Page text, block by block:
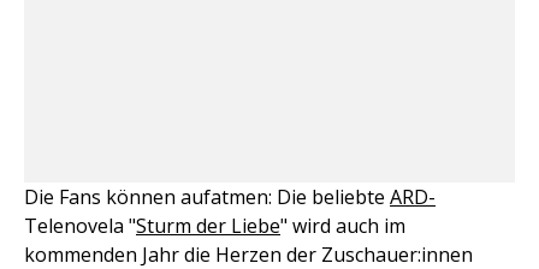
Die Fans können aufatmen: Die beliebte ARD-
Telenovela "Sturm der Liebe" wird auch im
kommenden Jahr die Herzen der Zuschauer:innen